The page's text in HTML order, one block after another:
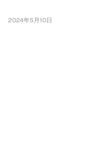
2024年5月10日